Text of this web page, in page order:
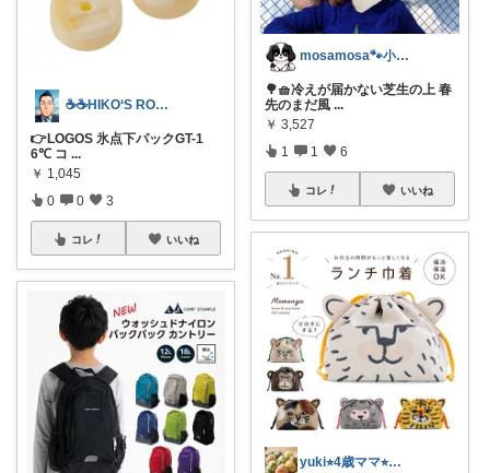
☕☕HIKO‘S ROOM☕☕
👉LOGOS 氷点下パックGT-1
6℃ コ ...
￥ 1,045
0 0 3
コレ いいね
mosamosa🐾小さめバッグの日々✨
🌳🧺冷えが届かない芝生の上 春
先のまだ風 ...
￥ 3,527
1 1 6
コレ いいね
yuki⭐︎4歳ママ⭐︎身体に優しい食材